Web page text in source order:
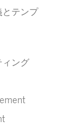
とテンプ
ィング